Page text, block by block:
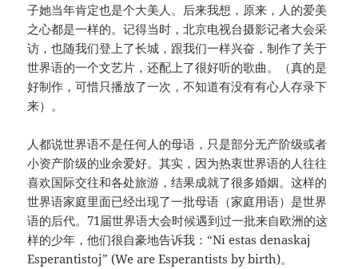
子她当年肯定也是个大美人。后来我想，原来，人的爱美
之心都是一样的。记得当时，北京电视台摄影记者大会采
访，也随我们登上了长城，跟我们一样兴奋，制作了关于
世界语的一个文艺片，还配上了很好听的歌曲。（真的是
好制作，可惜只播放了一次，不知道有没有有心人存录下
来）。
人都说世界语不是任何人的母语，只是部分无产阶级或者
小资产阶级的业余爱好。其实，因为热衷世界语的人往往
喜欢国际交往和各处旅游，结果成就了很多婚姻。这样的
世界语家庭里面已经出现了一批母语（家庭用语）是世界
语的后代。71届世界语大会时候遇到过一批来自欧洲的这
样的少年，他们很自豪地告诉我：“Ni estas denaskaj
Esperantistoj” (We are Esperantists by birth)。